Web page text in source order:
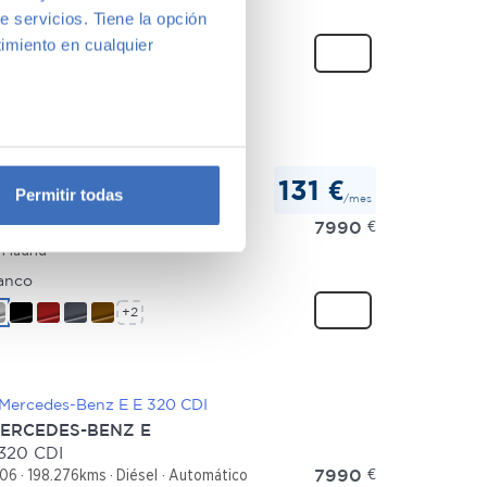
servicios. Tiene la opción
en cualquier
varios metros
en la
de redes sociales
nuestros partners de
Permitir todas
1.4 TDI 66 kW
173.986kms Diésel
Manual
131 €/mes
7990 €
+2
BENZ E
CDI
198.276kms Diésel
Automático
7990 €